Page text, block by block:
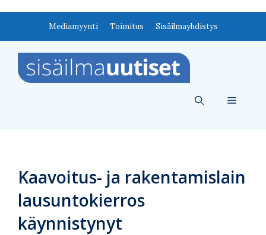
Mediamyynti Toimitus Sisäilmayhdistys
Valikko
Kaavoitus- ja rakentamislain
lausuntokierros
käynnistynyt